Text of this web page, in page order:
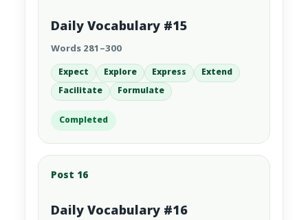
Daily Vocabulary #15
Words 281–300
Expect Explore Express
Extend
Facilitate
Formulate
Completed
Post 16
Daily Vocabulary #16